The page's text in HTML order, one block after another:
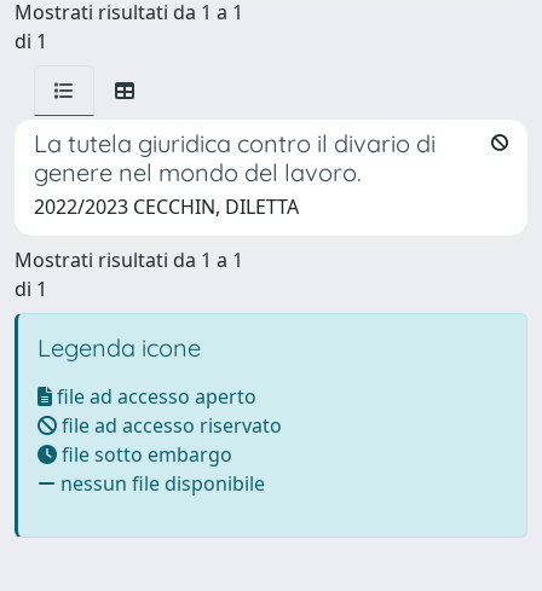
Mostrati risultati da 1 a 1
di 1
La tutela giuridica contro il divario di
genere nel mondo del lavoro.
2022/2023 CECCHIN, DILETTA
Mostrati risultati da 1 a 1
di 1
Legenda icone
file ad accesso aperto
file ad accesso riservato
file sotto embargo
nessun file disponibile